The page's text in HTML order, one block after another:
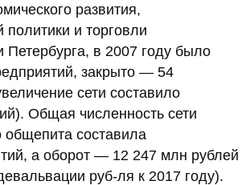
развития,
и торговли
Петербурга, в 2007 году было
закрыто — 54
сети составило
Общая численность сети
общепита составила
а оборот — 12 247 млн рублей
руб-ля к 2017 году).